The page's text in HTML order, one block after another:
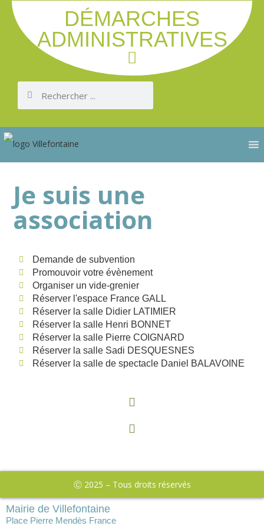
DÉMARCHES
ADMINISTRATIVES
Je suis une
association
Demande de subvention
Promouvoir votre évènement
Organiser un vide-grenier
Réserver l'espace France GALL
Réserver la salle Didier LATIMIER
Réserver la salle Henri BONNET
Réserver la salle Pierre COIGNARD
Réserver la salle Sadi DESQUESNES
Réserver la salle de spectacle Daniel BALAVOINE
Ⓒ 2025 – Tous droits réservés
Mairie de Villefontaine
Place Pierre Mendès France